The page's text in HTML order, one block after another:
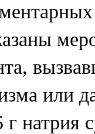
или
г натрия